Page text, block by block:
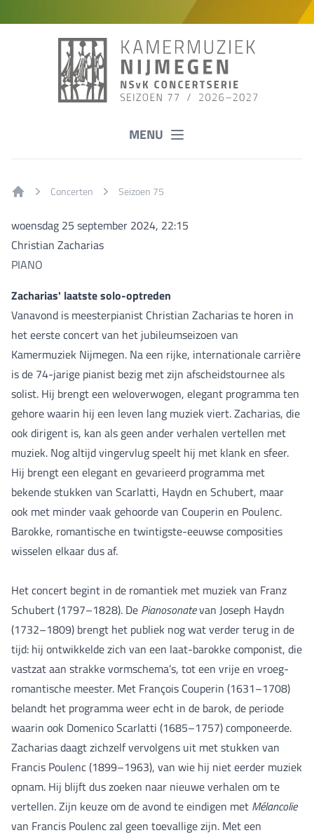
MENU
Concerten Seizoen 75
woensdag 25 september 2024, 22:15
Christian Zacharias
PIANO
Zacharias' laatste solo-optreden
Vanavond is meesterpianist Christian Zacharias te horen in
het eerste concert van het jubileumseizoen van
Kamermuziek Nijmegen. Na een rijke, internationale carrière
is de 74-jarige pianist bezig met zijn afscheidstournee als
solist. Hij brengt een weloverwogen, elegant programma ten
gehore waarin hij een leven lang muziek viert. Zacharias, die
ook dirigent is, kan als geen ander verhalen vertellen met
muziek. Nog altijd vingervlug speelt hij met klank en sfeer.
Hij brengt een elegant en gevarieerd programma met
bekende stukken van Scarlatti, Haydn en Schubert, maar
ook met minder vaak gehoorde van Couperin en Poulenc.
Barokke, romantische en twintigste-eeuwse composities
wisselen elkaar dus af.
Het concert begint in de romantiek met muziek van Franz
Schubert (1797–1828). De Pianosonatevan Joseph Haydn
(1732–1809) brengt het publiek nog wat verder terug in de
tijd: hij ontwikkelde zich van een laat-barokke componist, die
vastzat aan strakke vormschema’s, tot een vrije en vroeg-
romantische meester. Met François Couperin (1631–1708)
belandt het programma weer echt in de barok, de periode
waarin ook Domenico Scarlatti (1685–1757) componeerde.
Zacharias daagt zichzelf vervolgens uit met stukken van
Francis Poulenc (1899–1963), van wie hij niet eerder muziek
opnam. Hij blijft dus zoeken naar nieuwe verhalen om te
vertellen. Zijn keuze om de avond te eindigen met Mélancolie
van Francis Poulenc zal geen toevallige zijn. Met een